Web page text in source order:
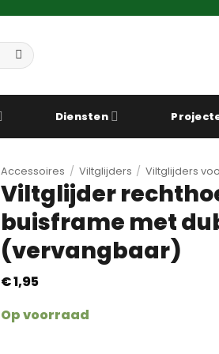
Diensten
Accessoires / Viltglijders / Viltglijders
Viltglijder
buisframe met
(vervangbaar)
€1,95
Op voorraad